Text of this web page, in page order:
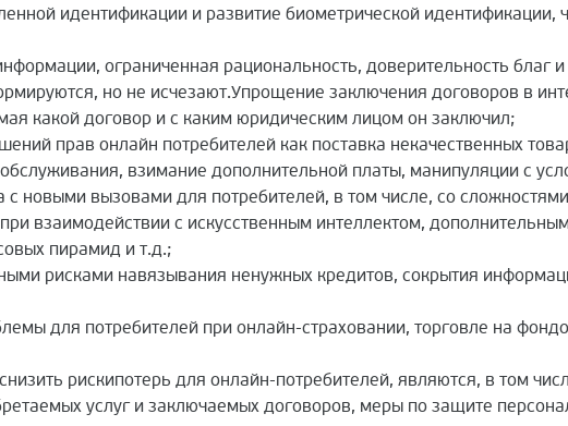
идентификации и развитие биометрической
ограниченная рациональность, доверительность благ
но не исчезают.Упрощение заключения договоров в
какой договор и с каким юридическим лицом он заключил;
прав онлайн потребителей как поставка некачественных
взимание дополнительной платы, манипуляции с
новыми вызовами для потребителей, в том числе, со
взаимодействии с искусственным интеллектом,
пирамид и т.д.;
рисками навязывания ненужных кредитов, сокрытия
для потребителей при онлайн-страховании, торговле на
рискипотерь для онлайн-потребителей, являются, в том
услуг и заключаемых договоров, меры по защите